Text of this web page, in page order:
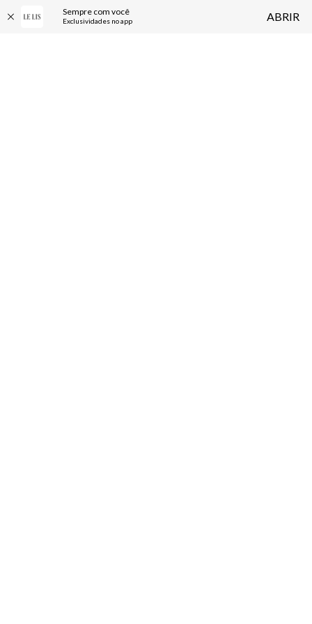
Sempre com você
Exclusividades no app ABRIR